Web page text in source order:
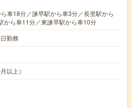
車18分／諫早駅から車3分／長里駅から
から車11分／東諫早駅から車10分
勤務
以上）